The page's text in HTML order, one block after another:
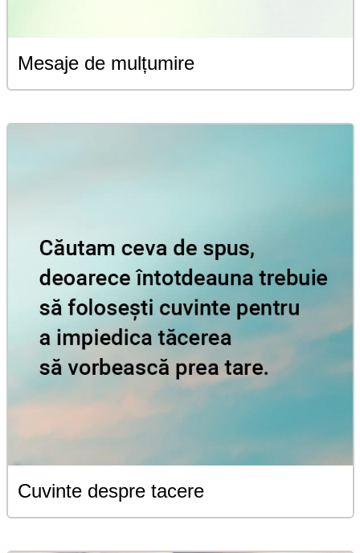
Mesaje de mulțumire
Cuvinte despre tacere